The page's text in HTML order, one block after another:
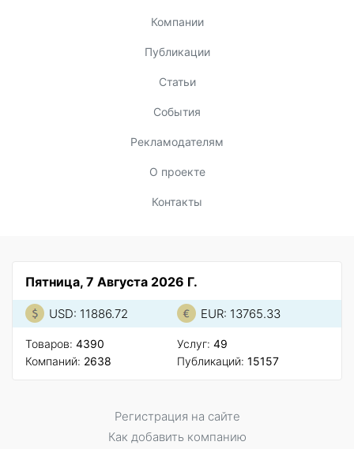
Компании
Публикации
Статьи
События
Рекламодателям
О проекте
Контакты
Пятница, 7 Августа 2026 Г.
USD: 11886.72 EUR: 13765.33
Товаров: 4390
Компаний: 2638
Услуг: 49
Публикаций: 15157
Регистрация на сайте
Как добавить компанию